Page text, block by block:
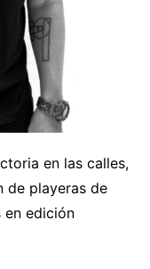
en las calles,
de playeras de
en edición